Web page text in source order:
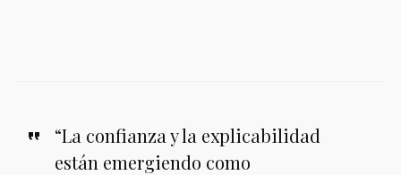
“La confianza y la explicabilidad
están emergiendo como